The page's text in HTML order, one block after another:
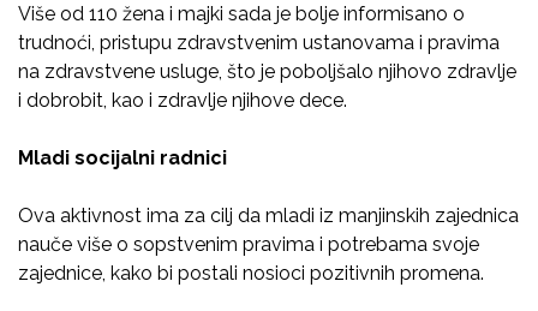
Više od 110 žena i majki sada je bolje informisano o
trudnoći, pristupu zdravstvenim ustanovama i pravima
na zdravstvene usluge, što je poboljšalo njihovo zdravlje
i dobrobit, kao i zdravlje njihove dece.
Mladi socijalni radnici
Ova aktivnost ima za cilj da mladi iz manjinskih zajednica
nauče više o sopstvenim pravima i potrebama svoje
zajednice, kako bi postali nosioci pozitivnih promena.